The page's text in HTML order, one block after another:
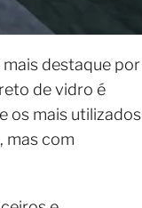
destaque por
de vidro é
os mais utilizados
, mas com